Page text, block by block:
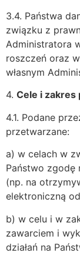
3.4. Państwa
związku z
Administratora
roszczeń oraz
własnym
4. Cele i zakres
4.1. Podane
przetwarzane:
a) w celach w
Państwo zgodę
(np. na
elektroniczną
b) w celu i w
zawarciem i
działań na